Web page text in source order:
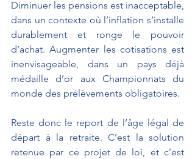
Diminuer les pensions est inacceptable,
dans un contexte où l’inflation s’installe
durablement et ronge le pouvoir
d’achat. Augmenter les cotisations est
inenvisageable, dans un pays déjà
médaille d’or aux Championnats du
monde des prélèvements obligatoires.
Reste donc le report de l’âge légal de
départ à la retraite. C’est la solution
retenue par ce projet de loi, et c’est